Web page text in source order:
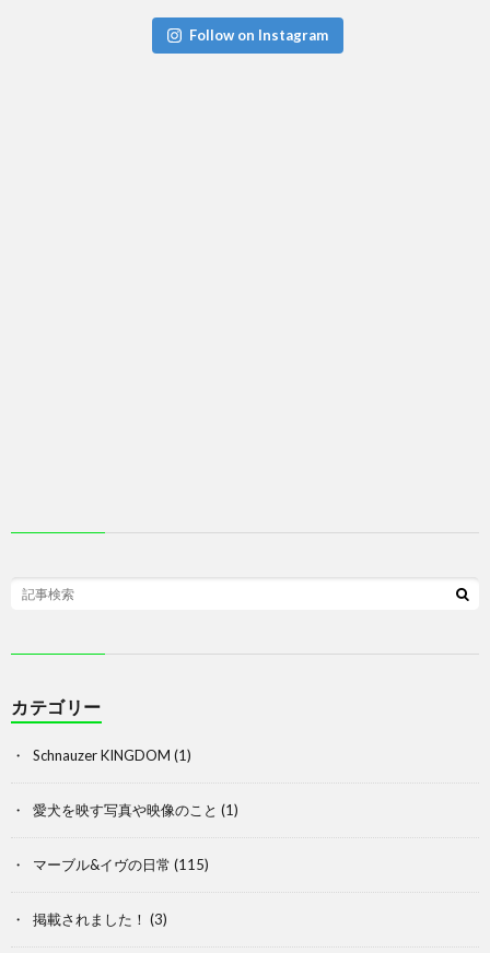
Follow on Instagram
カテゴリー
Schnauzer KINGDOM (1)
愛犬を映す写真や映像のこと (1)
マーブル&イヴの日常 (115)
掲載されました！ (3)